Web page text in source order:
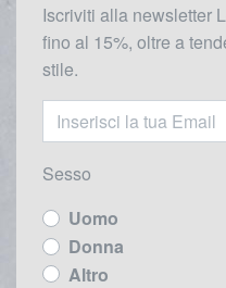
Iscriviti alla newsletter
fino al 15%, oltre a
stile.
Sesso
Uomo
Donna
Altro